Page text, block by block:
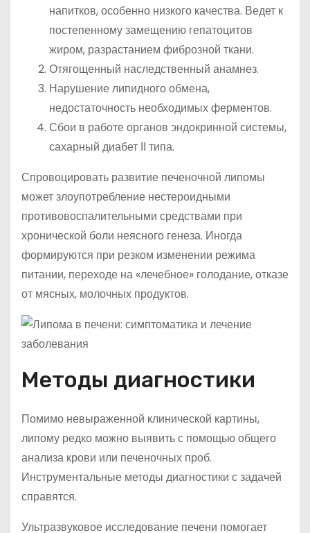
напитков, особенно низкого качества. Ведет к
постепенному замещению гепатоцитов
жиром, разрастанием фиброзной ткани.
Отягощенный наследственный анамнез.
Нарушение липидного обмена,
недостаточность необходимых ферментов.
Сбои в работе органов эндокринной системы,
сахарный диабет ІІ типа.
Спровоцировать развитие печеночной липомы
может злоупотребление нестероидными
противовоспалительными средствами при
хронической боли неясного генеза. Иногда
формируются при резком изменении режима
питании, переходе на «лечебное» голодание, отказе
от мясных, молочных продуктов.
Методы диагностики
Помимо невыраженной клинической картины,
липому редко можно выявить с помощью общего
анализа крови или печеночных проб.
Инструментальные методы диагностики с задачей
справятся.
Ультразвуковое исследование печени помогает